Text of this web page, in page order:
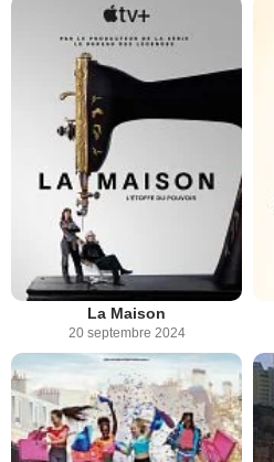
La Maison
20 septembre 2024